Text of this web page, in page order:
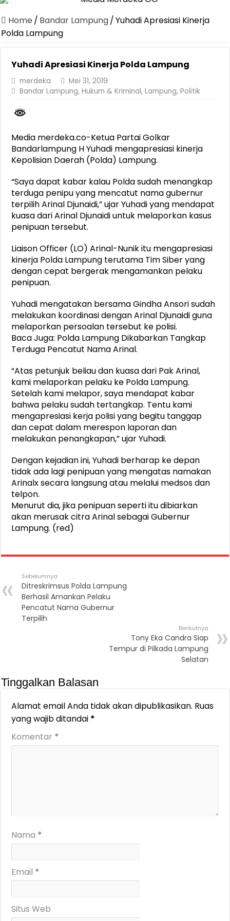
Canangkan Desa TAPIS dan Luncurkan Sekolah Lansia di
Pemprov Lampung Berhasil Kendalikan Inflasi, Jadi Provinsi
Dirut Jasa Raharja Dampingi Wamenhub Tinjau Penanganan
Pastikan Pelayanan Maksimal, Direksi Jasa Raharja Tinjau Korban
Jasa Raharja Jamin Seluruh Korban Kebakaran KM Mutiara
Gubernur Mirza Ajak IAI Darul Fattah Cetak SDM Adaptif
Purnama Wulan Sari Mirza Buka SiSeSa Roadshow Lampung
Home / Bandar Lampung/Yuhadi Apresiasi Kinerja
Polda Lampung
Yuhadi Apresiasi Kinerja Polda Lampung
merdeka
Mei 31, 2019
Bandar Lampung,Hukum & Kriminal,Lampung,Politik
Media merdeka.co-Ketua Partai Golkar
Bandarlampung H Yuhadi mengapresiasi kinerja
Kepolisian Daerah (Polda) Lampung.
“Saya dapat kabar kalau Polda sudah menangkap
terduga penipu yang mencatut nama gubernur
terpilih Arinal Djunaidi,” ujar Yuhadi yang mendapat
kuasa dari Arinal Djunaidi untuk melaporkan kasus
penipuan tersebut.
Liaison Officer (LO) Arinal-Nunik itu mengapresiasi
kinerja Polda Lampung terutama Tim Siber yang
dengan cepat bergerak mengamankan pelaku
penipuan.
Yuhadi mengatakan bersama Gindha Ansori sudah
melakukan koordinasi dengan Arinal Djunaidi guna
melaporkan persoalan tersebut ke polisi.
Baca Juga: Polda Lampung Dikabarkan Tangkap
Terduga Pencatut Nama Arinal.
“Atas petunjuk beliau dan kuasa dari Pak Arinal,
kami melaporkan pelaku ke Polda Lampung.
Setelah kami melapor, saya mendapat kabar
bahwa pelaku sudah tertangkap. Tentu kami
mengapresiasi kerja polisi yang begitu tanggap
dan cepat dalam merespon laporan dan
melakukan penangkapan,” ujar Yuhadi.
Dengan kejadian ini, Yuhadi berharap ke depan
tidak ada lagi penipuan yang mengatas namakan
Arinalx secara langsung atau melalui medsos dan
telpon.
Menurut dia, jika penipuan seperti itu dibiarkan
akan merusak citra Arinal sebagai Gubernur
Lampung. (red)
Sebelumnya
Ditreskrimsus Polda Lampung
Berhasil Amankan Pelaku
Pencatut Nama Gubernur
Terpilih
Berikutnya
Tony Eka Candra Siap
Tempur di Pilkada Lampung
Selatan
Tinggalkan Balasan
Alamat email Anda tidak akan dipublikasikan. Ruas
yang wajib ditandai *
Komentar *
Nama *
Email *
Situs Web